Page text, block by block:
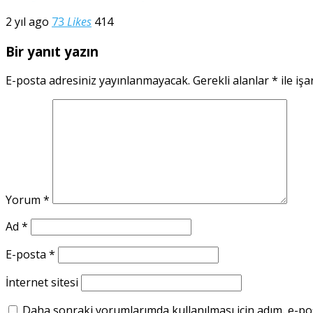
2 yıl ago 73 Likes 414
Bir yanıt yazın
E-posta adresiniz yayınlanmayacak. Gerekli alanlar* ile
Yorum *
Ad *
E-posta *
İnternet sitesi